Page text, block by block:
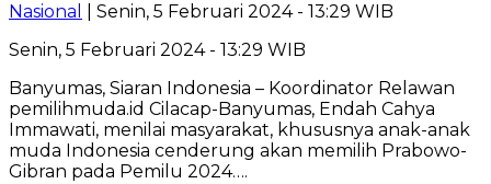
Nasional
| Senin, 5 Februari 2024 - 13:29 WIB
Senin, 5 Februari 2024 - 13:29 WIB
Banyumas, Siaran Indonesia – Koordinator Relawan
pemilihmuda.id Cilacap-Banyumas, Endah Cahya
Immawati, menilai masyarakat, khususnya anak-anak
muda Indonesia cenderung akan memilih Prabowo-
Gibran pada Pemilu 2024….